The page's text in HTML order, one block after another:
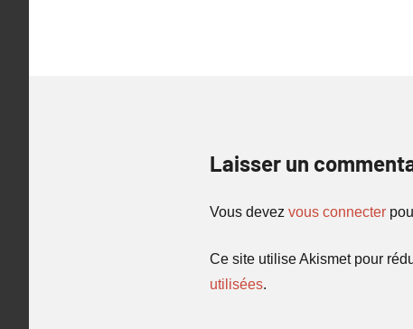
Laisser un
Vous devez vous connecter
Ce site utilise Akismet pour
utilisées.